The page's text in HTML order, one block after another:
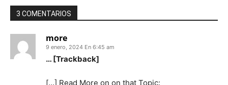
3 COMENTARIOS
more
9 enero, 2024 En 6:45 am
… [Trackback]
[…] Read More on on that Topic: